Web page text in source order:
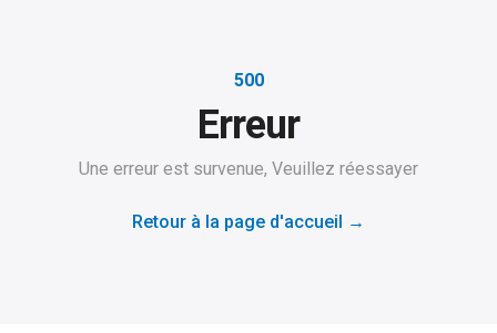
500
Erreur
Une erreur est survenue, Veuillez réessayer
Retour à la page d'accueil →